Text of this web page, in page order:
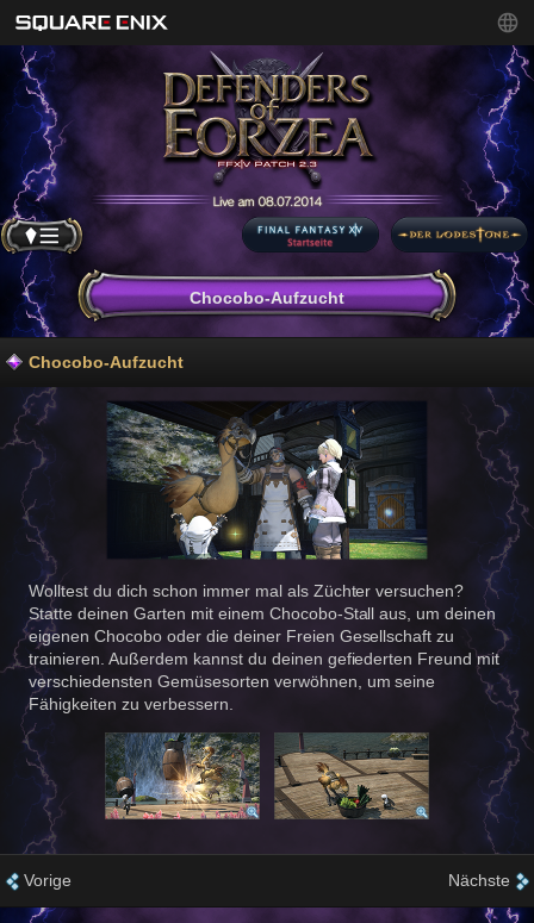
Chocobo-Aufzucht
Chocobo-Aufzucht
Wolltest du dich schon immer mal als Züchter versuchen?
Statte deinen Garten mit einem Chocobo-Stall aus, um deinen
eigenen Chocobo oder die deiner Freien Gesellschaft zu
trainieren. Außerdem kannst du deinen gefiederten Freund mit
verschiedensten Gemüsesorten verwöhnen, um seine
Fähigkeiten zu verbessern.
Vorige Nächste